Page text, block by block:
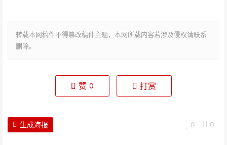
转载本网稿件不得篡改稿件主题，本网所载内容若涉及侵权请联系
删除。
赞 0 打赏
0 0
生成海报